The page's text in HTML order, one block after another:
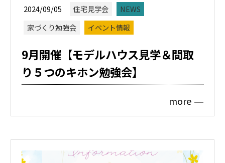
2024/09/05 住宅見学会
NEWS
家づくり勉強会
イベント情報
9月開催【モデルハウス見学＆間取
り５つのキホン勉強会】
more